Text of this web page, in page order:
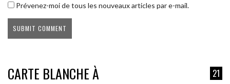
Prévenez-moi de tous les nouveaux articles par e-mail.
CARTE BLANCHE À 21